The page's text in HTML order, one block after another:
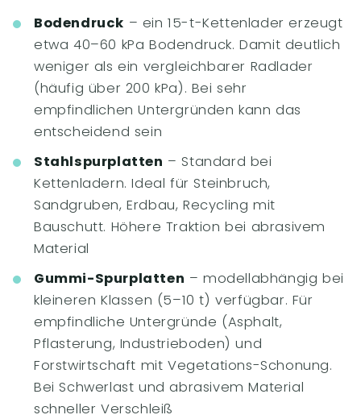
Bodendruck – ein 15-t-Kettenlader erzeugt
etwa 40–60 kPa Bodendruck. Damit deutlich
weniger als ein vergleichbarer Radlader
(häufig über 200 kPa). Bei sehr
empfindlichen Untergründen kann das
entscheidend sein
Stahlspurplatten – Standard bei
Kettenladern. Ideal für Steinbruch,
Sandgruben, Erdbau, Recycling mit
Bauschutt. Höhere Traktion bei abrasivem
Material
Gummi-Spurplatten – modellabhängig bei
kleineren Klassen (5–10 t) verfügbar. Für
empfindliche Untergründe (Asphalt,
Pflasterung, Industrieboden) und
Forstwirtschaft mit Vegetations-Schonung.
Bei Schwerlast und abrasivem Material
schneller Verschleiß